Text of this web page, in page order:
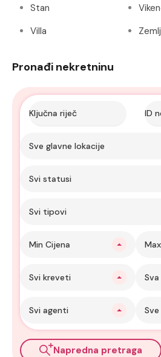
Stan
Villa
Pronađi nekretninu
Sve glavne lokacije
Svi statusi
Svi tipovi
Min Cijena
Svi kreveti
Svi agenti
Napredna pretraga